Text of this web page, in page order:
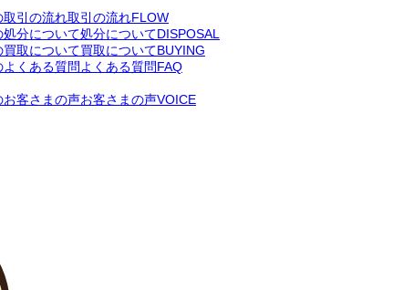
取引の流れFLOW
処分についてDISPOSAL
買取についてBUYING
よくある質問FAQ
お客さまの声VOICE